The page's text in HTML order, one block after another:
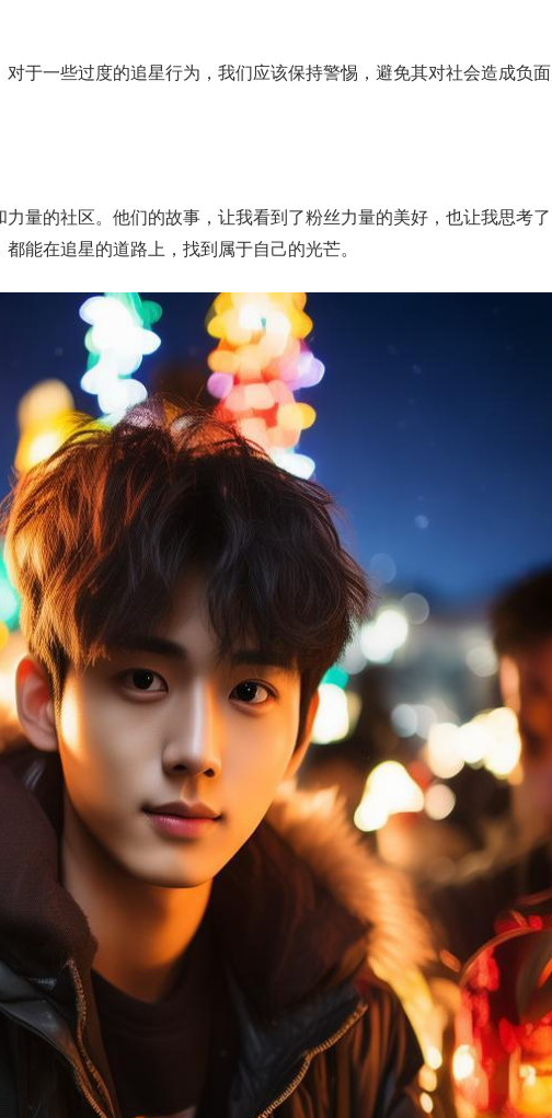
于一些过度的追星行为，我们应该保持警惕，避免其对社会造成负面
量的社区。他们的故事，让我看到了粉丝力量的美好，也让我思考了
能在追星的道路上，找到属于自己的光芒。